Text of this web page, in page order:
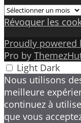
Archives
Révoquer les
Proudly powered
Pro by
Light Dark
Nous utilisons
meilleure
continuez à
que vous